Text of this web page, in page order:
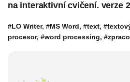
na interaktivní cvičení. verze
#LO Writer, #MS Word, #text,
procesor, #word processing,